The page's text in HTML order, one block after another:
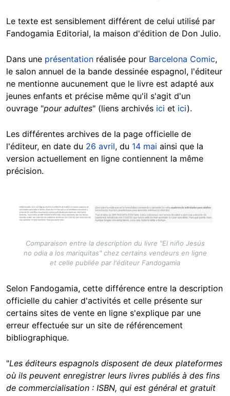
Le texte est sensiblement différent de celui utilisé par
Fandogamia Editorial, la maison d'édition de Don Julio.
Dans une présentation réalisée pour Barcelona Comic,
le salon annuel de la bande dessinée espagnol, l'éditeur
ne mentionne aucunement que le livre est adapté aux
jeunes enfants et précise même qu'il s'agit d'un
ouvrage "pour adultes" (liens archivés ici et ici).
Les différentes archives de la page officielle de
l'éditeur, en date du 26 avril, du 14 mai ainsi que la
version actuellement en ligne contiennent la même
précision.
Image
Comparaison entre la description du livre "El niño Jesús
no odia a los mariquitas" chez certains vendeurs en ligne
et celle publiée par l'éditeur Fandogamia
Selon Fandogamia, cette différence entre la description
officielle du cahier d'activités et celle présente sur
certains sites de vente en ligne s'explique par une
erreur effectuée sur un site de référencement
bibliographique.
"Les éditeurs espagnols disposent de deux plateformes
où ils peuvent enregistrer leurs livres publiés à des fins
de commercialisation : ISBN, qui est général et gratuit